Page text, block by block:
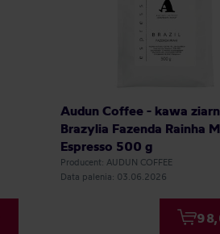
Audun Coffee - kawa
Brazylia Fazenda Rainha
Espresso 500 g
Producent: AUDUN COFFEE
Data palenia: 03.06.2026